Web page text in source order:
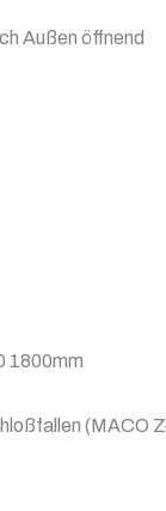
Außen öffnend
1800mm
(MACO